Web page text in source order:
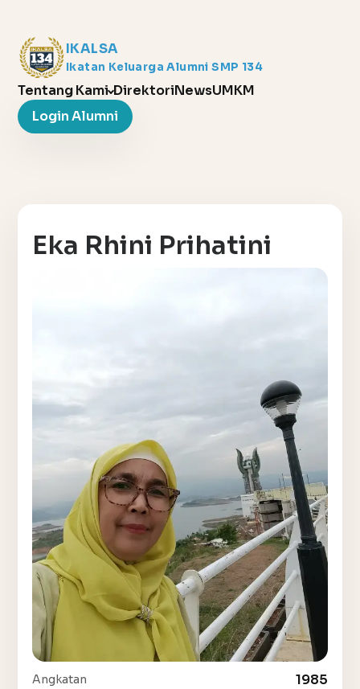
IKALSA
Ikatan Keluarga Alumni SMP 134
Tentang Kami DirektoriNewsUMKM
Login Alumni
Eka Rhini Prihatini
Angkatan 1985